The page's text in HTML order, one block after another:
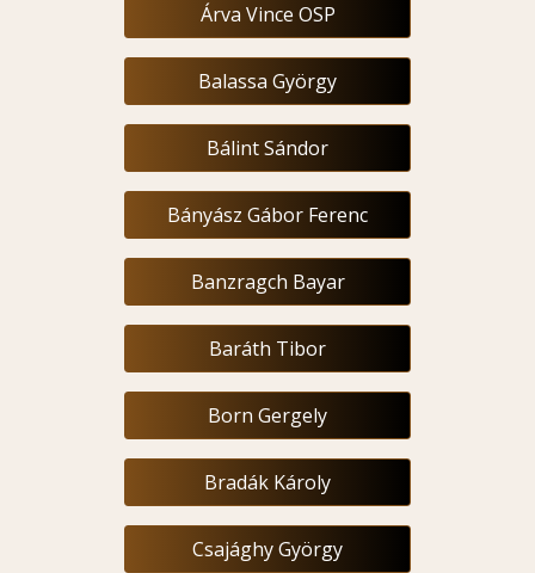
Árva Vince OSP
Balassa György
Bálint Sándor
Bányász Gábor Ferenc
Banzragch Bayar
Baráth Tibor
Born Gergely
Bradák Károly
Csajághy György